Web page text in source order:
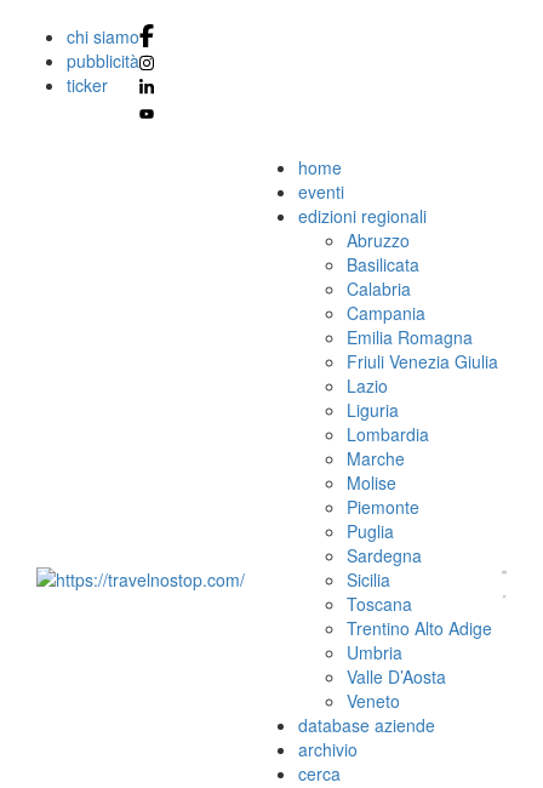
chi siamo
pubblicità
ticker
home
eventi
edizioni regionali
Abruzzo
Basilicata
Calabria
Campania
Emilia Romagna
Friuli Venezia Giulia
Lazio
Liguria
Lombardia
Marche
Molise
Piemonte
Puglia
Sardegna
Sicilia
Toscana
Trentino Alto Adige
Umbria
Valle D’Aosta
Veneto
database aziende
archivio
cerca